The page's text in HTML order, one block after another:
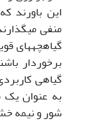
این باورند
منفی
گیاه­چه­های
گیاهی
به عنوان یک
شور و نیمه